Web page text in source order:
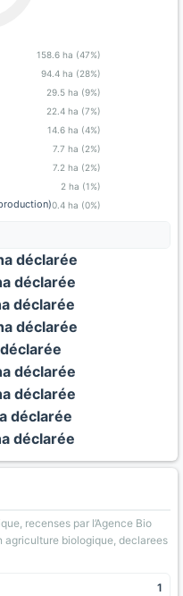
158.6 ha (47%)
94.4 ha (28%)
29.5 ha (9%)
22.4 ha (7%)
14.6 ha (4%)
7.7 ha (2%)
7.2 ha (2%)
2 ha (1%)
0.4 ha (0%)
déclarée
déclarée
déclarée
déclarée
déclarée
déclarée
déclarée
déclarée
recenses par l’Agence Bio
agriculture biologique, declarees
1